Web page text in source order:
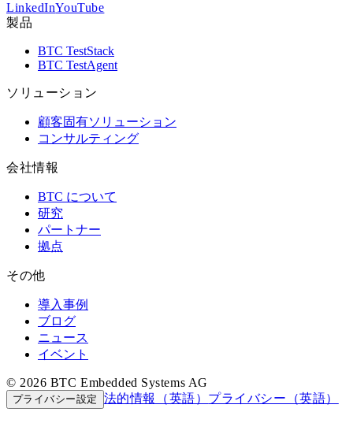
LinkedInYouTube
製品
BTC TestStack
BTC TestAgent
ソリューション
顧客固有ソリューション
コンサルティング
会社情報
BTC について
研究
パートナー
拠点
その他
導入事例
ブログ
ニュース
イベント
© 2026 BTC Embedded Systems AG
プライバシー設定 法的情報（英語） プライバシー（英語）